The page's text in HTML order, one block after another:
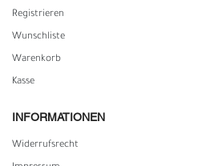
Registrieren
Wunschliste
Warenkorb
Kasse
INFORMATIONEN
Widerrufs­recht